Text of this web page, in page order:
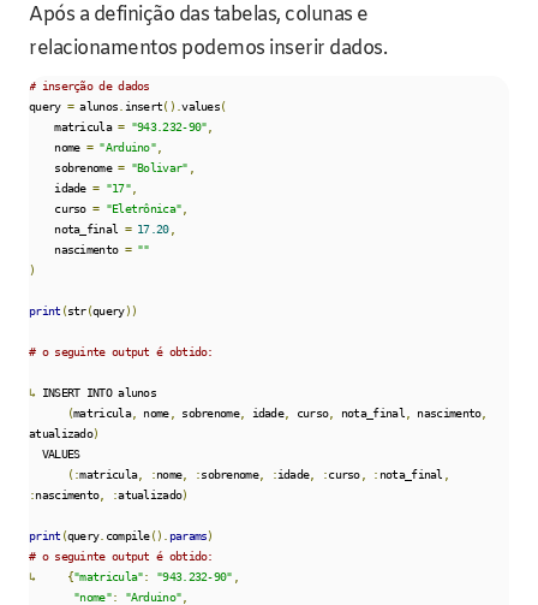
Após a definição das tabelas, colunas e
relacionamentos podemos inserir dados.
# inserção de dados
query = alunos insert().values(
    matricula
= "943.232-90"
    nome
= "Arduino"
    sobrenome
= "Bolivar"
    idade
= "17",
    curso
= "Eletrônica"
    nota_final
= 17.20,
    nascimento
= ""
)
print (str(query))
# o seguinte output é obtido:
↳ INSERT INTO alunos
(matricula, nome, sobrenome, idade, curso, nota_final nascimento,
atualizado)
(:matricula, :nome, :sobrenome, :idade, :curso, : nota_final
:nascimento, :atualizado)
print (query. compile(). params)
# o seguinte output é obtido:
↳
{"matricula": "943.232-90"
"nome": "Arduino"